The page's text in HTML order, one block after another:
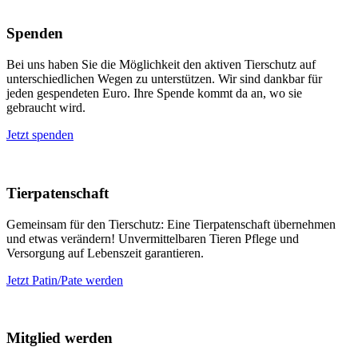
Spenden
Bei uns haben Sie die Möglichkeit den aktiven Tierschutz auf
unterschiedlichen Wegen zu unterstützen. Wir sind dankbar für
jeden gespendeten Euro. Ihre Spende kommt da an, wo sie
gebraucht wird.
Jetzt spenden
Tierpatenschaft
Gemeinsam für den Tierschutz: Eine Tierpatenschaft übernehmen
und etwas verändern! Unvermittelbaren Tieren Pflege und
Versorgung auf Lebenszeit garantieren.
Jetzt Patin/Pate werden
Mitglied werden